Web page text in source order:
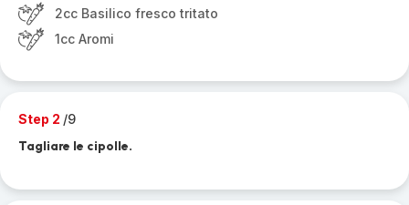
2cc Basilico fresco tritato
1cc Aromi
Step 2 /9
Tagliare le cipolle.